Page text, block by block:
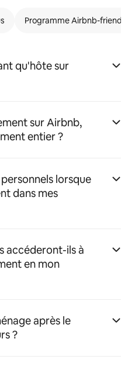
Programme Airbnb-friendly
qu'hôte sur
sur Airbnb,
entier ?
lorsque
dans mes
accéderont-ils à
en mon
après le
?